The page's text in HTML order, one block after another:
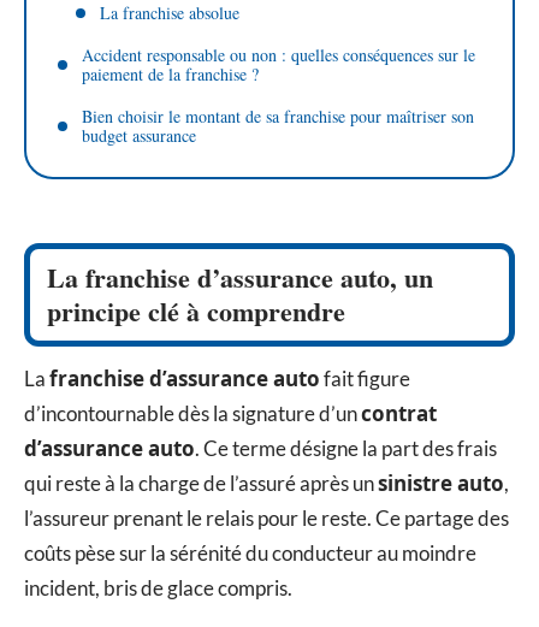
La franchise absolue
Accident responsable ou non : quelles conséquences sur le
paiement de la franchise ?
Bien choisir le montant de sa franchise pour maîtriser son
budget assurance
La franchise d’assurance auto, un
principe clé à comprendre
Lafranchise d’assurance autofait figure
d’incontournable dès la signature d’uncontrat
d’assurance auto. Ce terme désigne la part des frais
qui reste à la charge de l’assuré après unsinistre auto,
l’assureur prenant le relais pour le reste. Ce partage des
coûts pèse sur la sérénité du conducteur au moindre
incident, bris de glace compris.